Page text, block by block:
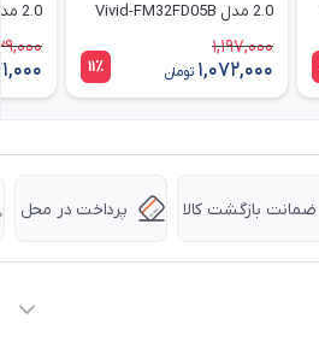
2.0 مدل Vivid-FM32FD05B
ظرفیت 32 گیگابایت
1,197,000
1,072,000 تومان 11٪
ظرفیت 64
ضمانت بازگشت کالا پرداخت در محل